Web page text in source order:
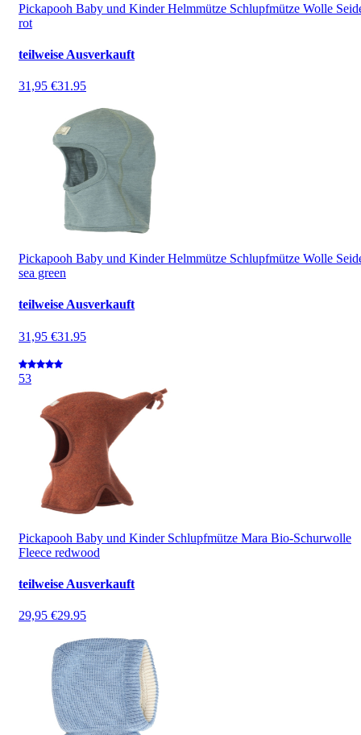
Pickapooh Baby und Kinder Helmmütze Schlupfmütze Wolle
rot
teilweise Ausverkauft
31,95 €31.95
Pickapooh Baby und Kinder Helmmütze Schlupfmütze Wolle
sea green
teilweise Ausverkauft
31,95 €31.95
53
Pickapooh Baby und Kinder Schlupfmütze Mara Bio-Schurwolle
Fleece redwood
teilweise Ausverkauft
29,95 €29.95